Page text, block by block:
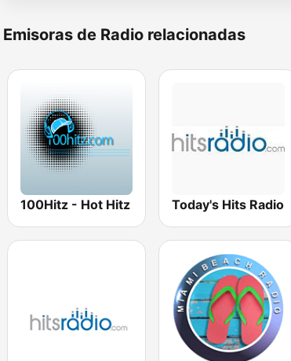
Emisoras de Radio relacionadas
100Hitz - Hot Hitz Today's Hits Radio